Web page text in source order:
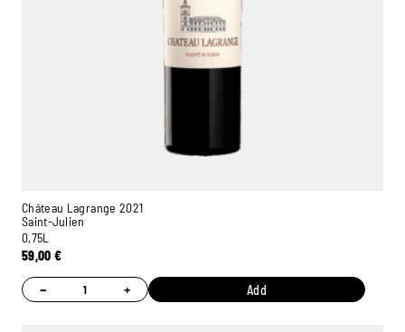
Château Lagrange 2021
Saint-Julien
0,75L
59,00€
− + Add